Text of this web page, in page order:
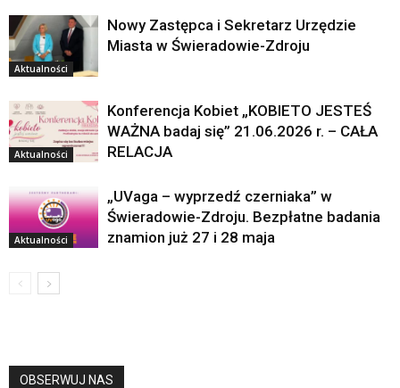
Aktualności
Nowy Zastępca i Sekretarz Urzędzie
Miasta w Świeradowie-Zdroju
Aktualności
Konferencja Kobiet „KOBIETO JESTEŚ
WAŻNA badaj się” 21.06.2026 r. – CAŁA
RELACJA
Aktualności
„UVaga – wyprzedź czerniaka” w
Świeradowie-Zdroju. Bezpłatne badania
znamion już 27 i 28 maja
OBSERWUJ NAS